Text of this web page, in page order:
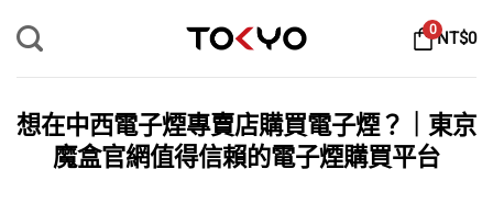
0NT$0
想在中西電子煙專賣店購買電子煙？｜東京
魔盒官網值得信賴的電子煙購買平台